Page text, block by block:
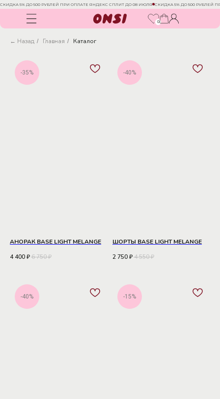
СКИДКА 5% ДО 500 РУБЛЕЙ ПРИ ОПЛАТЕ ЯНДЕКС СПЛИТ ДО 08 ИЮЛЯ СКИДКА 5% ДО 500 РУБЛЕЙ
0
← Назад / Главная / Каталог
-35%
АНОРАК BASE LIGHT MELANGE
4 400₽6 750₽
-40%
ШОРТЫ BASE LIGHT MELANGE
2 750₽4 550₽
-40% -15%